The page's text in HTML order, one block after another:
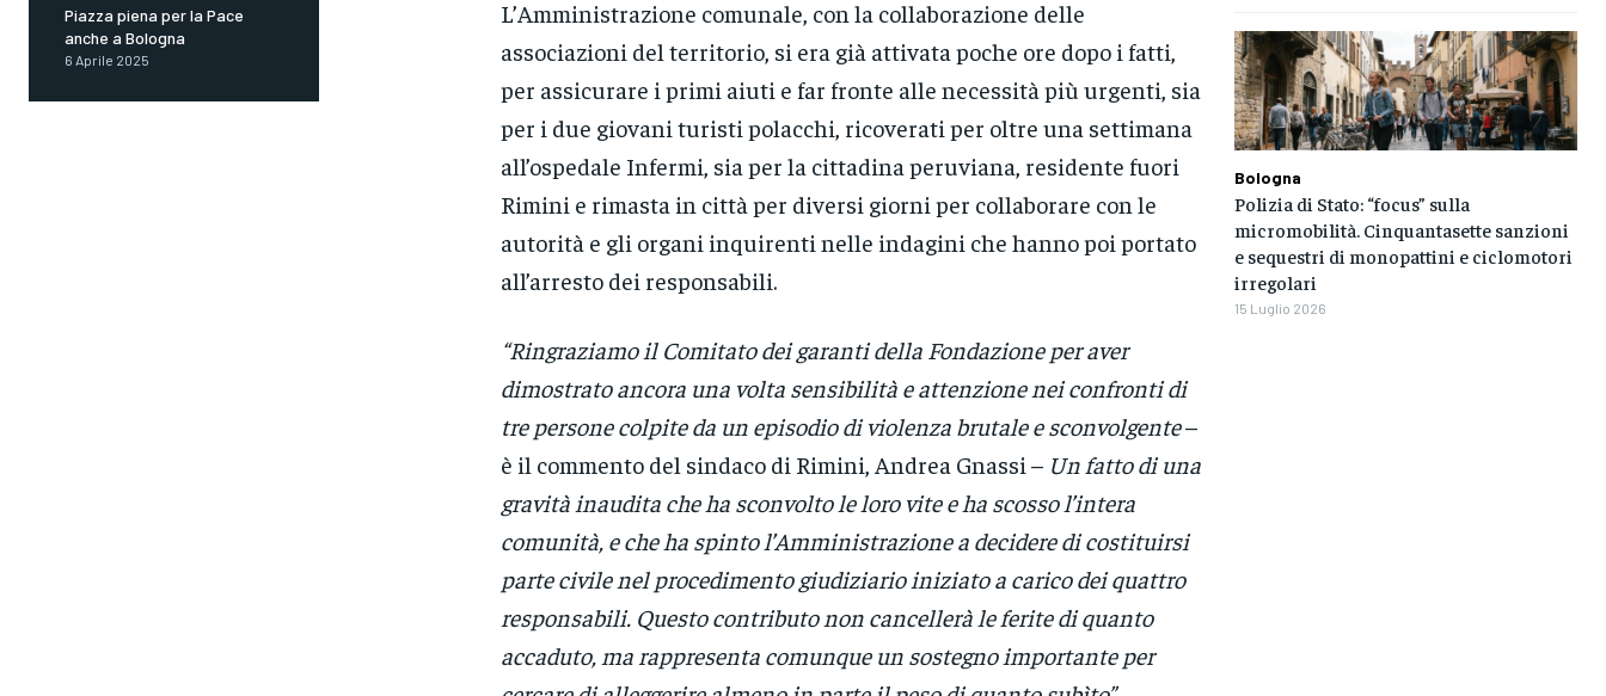
Piazza piena per la Pace
anche a Bologna
6 Aprile 2025
L’Amministrazione comunale, con la collaborazione delle
associazioni del territorio, si era già attivata poche ore dopo i fatti,
per assicurare i primi aiuti e far fronte alle necessità più urgenti, sia
per i due giovani turisti polacchi, ricoverati per oltre una settimana
all’ospedale Infermi, sia per la cittadina peruviana, residente fuori
Rimini e rimasta in città per diversi giorni per collaborare con le
autorità e gli organi inquirenti nelle indagini che hanno poi portato
all’arresto dei responsabili.
“Ringraziamo il Comitato dei garanti della Fondazione per aver
dimostrato ancora una volta sensibilità e attenzione nei confronti di
tre persone colpite da un episodio di violenza brutale e sconvolgente–
è il commento del sindaco di Rimini, Andrea Gnassi – Un fatto di una
gravità inaudita che ha sconvolto le loro vite e ha scosso l’intera
comunità, e che ha spinto l’Amministrazione a decidere di costituirsi
parte civile nel procedimento giudiziario iniziato a carico dei quattro
responsabili. Questo contributo non cancellerà le ferite di quanto
accaduto, ma rappresenta comunque un sostegno importante per
Bologna
Polizia di Stato: “focus” sulla
micromobilità. Cinquantasette sanzioni
e sequestri di monopattini e ciclomotori
irregolari
15 Luglio 2026